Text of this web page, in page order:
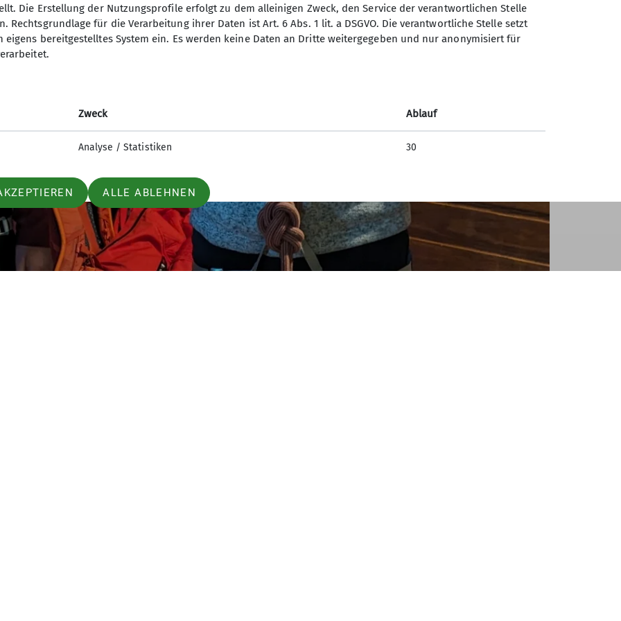
fehlte es an nichts. Auch der zweite Abend war sehr lustig!
Schnee, was ein Aprilwetter! Nach einem leckeren Frühstück machten sich die drei
zu wandern. Begleitet wurden die Gruppen immer von Ausbilder*innen, die die Gruppen wohl
den Ort zu einem in der Ferne ersichtlichen Kirchturm bestimmen. Glücklicherweise
Wiedersehn!“.
Die Erstellung der Nutzungsprofile erfolgt zu dem alleinigen Zweck, den Service der verantwortlichen Stelle
Rechtsgrundlage für die Verarbeitung ihrer Daten ist Art. 6 Abs. 1 lit. a DSGVO. Die verantwortliche Stelle setzt
eigens bereitgestelltes System ein. Es werden keine Daten an Dritte weitergegeben und nur anonymisiert für
Zweck Ablauf
Analyse / Statistiken 30
ALLE ABLEHNEN